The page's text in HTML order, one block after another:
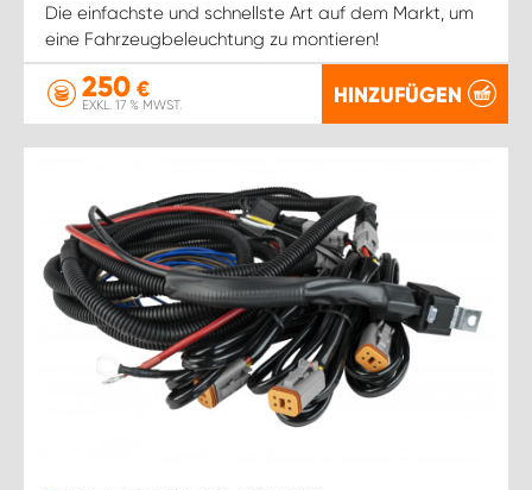
Die einfachste und schnellste Art auf dem Markt, um
eine Fahrzeugbeleuchtung zu montieren!
250 €
EXKL. 17 % MWST. HINZUFÜGEN